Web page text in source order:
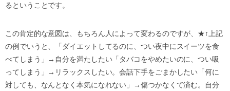
るということです。
この肯定的な意図は、もちろん人によって変わるのですが、★↑上記
の例でいうと、「ダイエットしてるのに、つい夜中にスイーツを食
べてしまう」→自分を満たしたい「タバコをやめたいのに、つい吸
ってしまう」→リラックスしたい。会話下手をごまかしたい「何に
対しても、なんとなく本気になれない」→傷つかなくて済む。自分